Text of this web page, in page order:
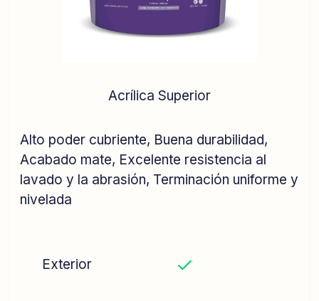
Acrílica Superior
Alto poder cubriente, Buena durabilidad,
Acabado mate, Excelente resistencia al
lavado y la abrasión, Terminación uniforme y
nivelada